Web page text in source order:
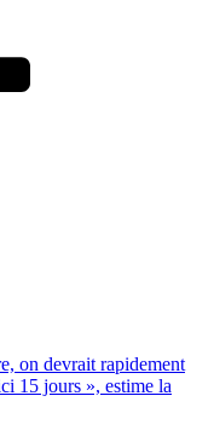
on devrait rapidement
15 jours », estime la